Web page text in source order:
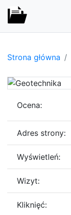
Strona główna
Ocena:
Adres strony:
Wyświetleń:
Wizyt:
Kliknięć: